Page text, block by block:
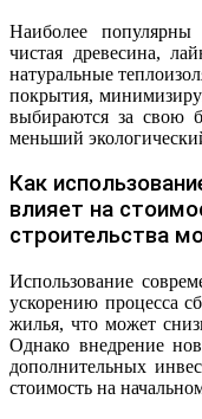
Наиболее популярны
чистая древесина,
натуральные
покрытия,
выбираются за свою
меньший
Как
влияет на
строительства
Использование
ускорению процесса
жилья, что может
Однако внедрение
дополнительных
стоимость на